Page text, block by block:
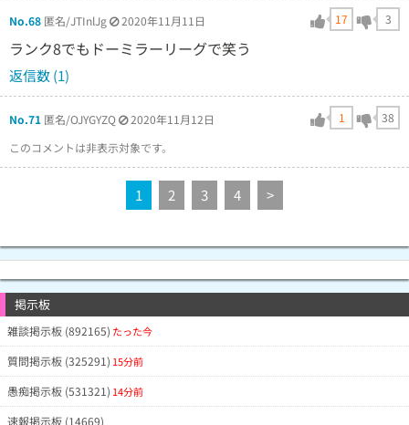
No.68 匿名/JTInlJg 2020年11月11日 17 3
ランク8でもドーミラーリーグで笑う
返信数 (1)
No.71 匿名/OJYGYZQ 2020年11月12日 1
38
このコメントは非表示対象です。
1 2 3 4 >
掲示板
雑談掲示板 (892165) たった今
質問掲示板 (325291) 15分前
愚痴掲示板 (531321) 14分前
速報掲示板 (14669)